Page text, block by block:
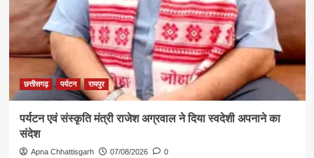
छत्तीसगढ़ पर्यटन रायपुर
पर्यटन एवं संस्कृति मंत्री राजेश अग्रवाल ने दिया स्वदेशी अपनाने का
संदेश
Apna Chhattisgarh 07/08/2026 0